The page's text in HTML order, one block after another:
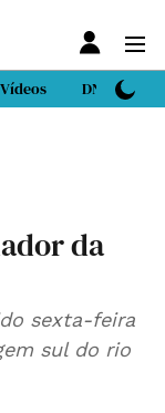
Vídeos DN Sport
da
sexta-feira
sul do rio